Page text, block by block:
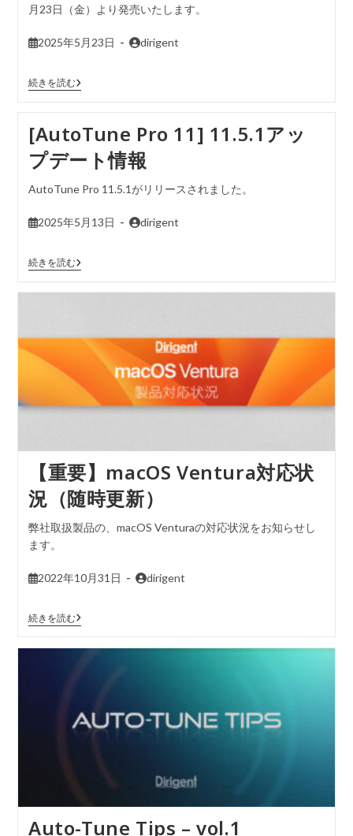
月23日（金）より発売いたします。
2025年5月23日 dirigent
続きを読む
[AutoTune Pro 11] 11.5.1アッ
プデート情報
AutoTune Pro 11.5.1がリリースされました。
2025年5月13日 dirigent
続きを読む
【重要】macOS Ventura対応状
況（随時更新）
弊社取扱製品の、macOS Venturaの対応状況をお知らせし
ます。
2022年10月31日 dirigent
続きを読む
Auto-Tune Tips – vol.1